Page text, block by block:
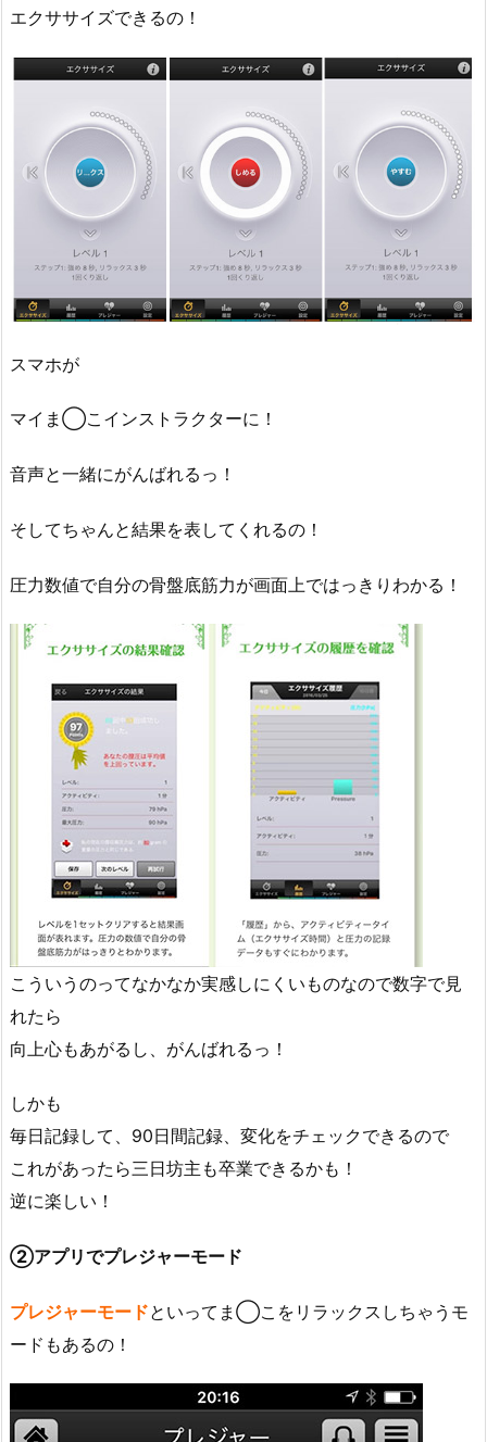
エクササイズできるの！
スマホが
マイま◯こインストラクターに！
音声と一緒にがんばれるっ！
そしてちゃんと結果を表してくれるの！
圧力数値で自分の骨盤底筋力が画面上ではっきりわかる！
こういうのってなかなか実感しにくいものなので数字で見
れたら
向上心もあがるし、がんばれるっ！
しかも
毎日記録して、90日間記録、変化をチェックできるので
これがあったら三日坊主も卒業できるかも！
逆に楽しい！
②アプリでプレジャーモード
プレジャーモードといってま◯こをリラックスしちゃうモ
ードもあるの！